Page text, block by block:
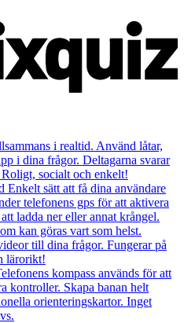
i realtid. Använd låtar,
i dina frågor. Deltagarna svarar
socialt och enkelt!
Enkelt sätt att få dina användare
telefonens gps för att aktivera
ladda ner eller annat krångel.
kan göras vart som helst.
till dina frågor. Fungerar på
lärorikt!
kompass används för att
kontroller. Skapa banan helt
orienteringskartor. Inget